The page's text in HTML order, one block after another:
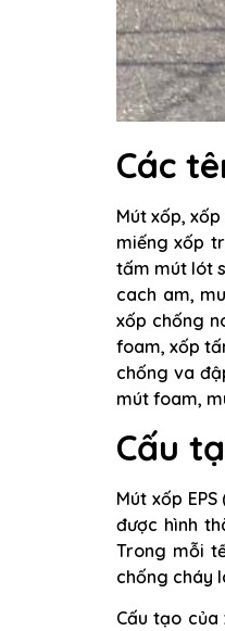
Các
Mút xốp,
miếng xốp
tấm mút lót
cach am,
xốp chống
foam, xốp
chống va
mút foam,
Cấu
Mút xốp
được hình
Trong mỗi
chống cháy
Cấu tạo của